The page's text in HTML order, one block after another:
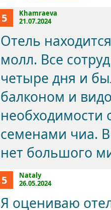
5
Khamraeva
21.07.2024
Отель
молл. Все
четыре дня и
балконом и
необходимости
семенами чиа.
нет большого
5
Nataly
26.05.2024
Я оцениваю